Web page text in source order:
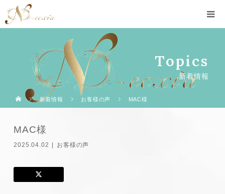
Topics
新着情報
新着情報 お客様の声 MAC様
MAC様
2025.04.02 お客様の声